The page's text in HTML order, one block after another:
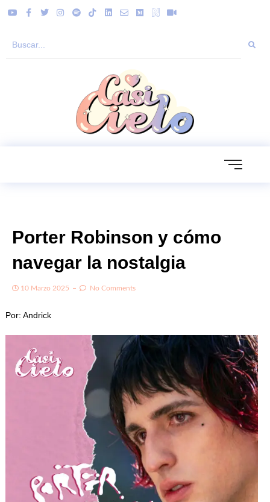
Porter Robinson y cómo
navegar la nostalgia
10 Marzo 2025 No Comments
Por: Andrick